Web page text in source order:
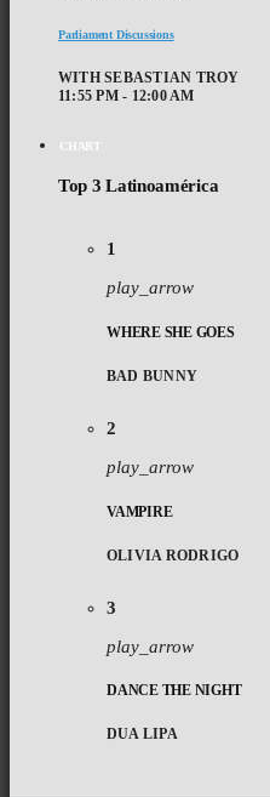
Parliament Discussions
WITH SEBASTIAN TROY
11:55 PM - 12:00 AM
CHART
Top 3 Latinoamérica
1
play_arrow
WHERE SHE GOES
BAD BUNNY
2
play_arrow
VAMPIRE
OLIVIA RODRIGO
3
play_arrow
DANCE THE NIGHT
DUA LIPA